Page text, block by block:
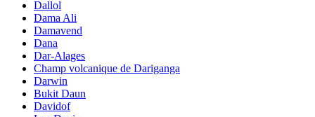
Dallol
Dama Ali
Damavend
Dana
Dar-Alages
Champ volcanique de Dariganga
Darwin
Bukit Daun
Davidof